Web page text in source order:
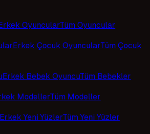
OyuncularTüm Oyuncular
Erkek Çocuk OyuncularTüm Çocuk
Erkek Bebek OyuncuTüm Bebekler
ModellerTüm Modeller
Erkek Yeni YüzlerTüm Yeni Yüzler